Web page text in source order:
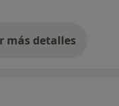
más detalles
sobre la experiencia